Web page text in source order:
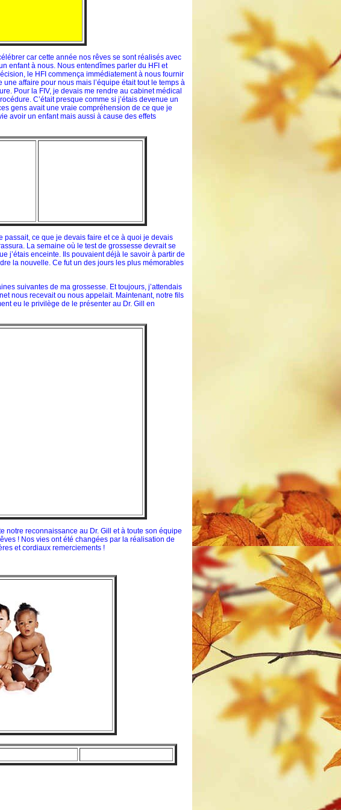
car cette année nos rêves se sont réalisés avec
enfant à nous. Nous entendîmes parler du HFI et
le HFI commença immédiatement à nous fournir
affaire pour nous mais l’équipe était tout le temps à
Pour la FIV, je devais me rendre au cabinet médical
C’était presque comme si j’étais devenue un
gens avait une vraie compréhension de ce que je
avoir un enfant mais aussi à cause des effets
passait, ce que je devais faire et ce à quoi je devais
La semaine où le test de grossesse devrait se
j’étais enceinte. Ils pouvaient déjà le savoir à partir de
la nouvelle. Ce fut un des jours les plus mémorables
suivantes de ma grossesse. Et toujours, j’attendais
nous recevait ou nous appelait. Maintenant, notre fils
eu le privilège de le présenter au Dr. Gill en
notre reconnaissance au Dr. Gill et à toute son équipe
! Nos vies ont été changées par la réalisation de
et cordiaux remerciements !